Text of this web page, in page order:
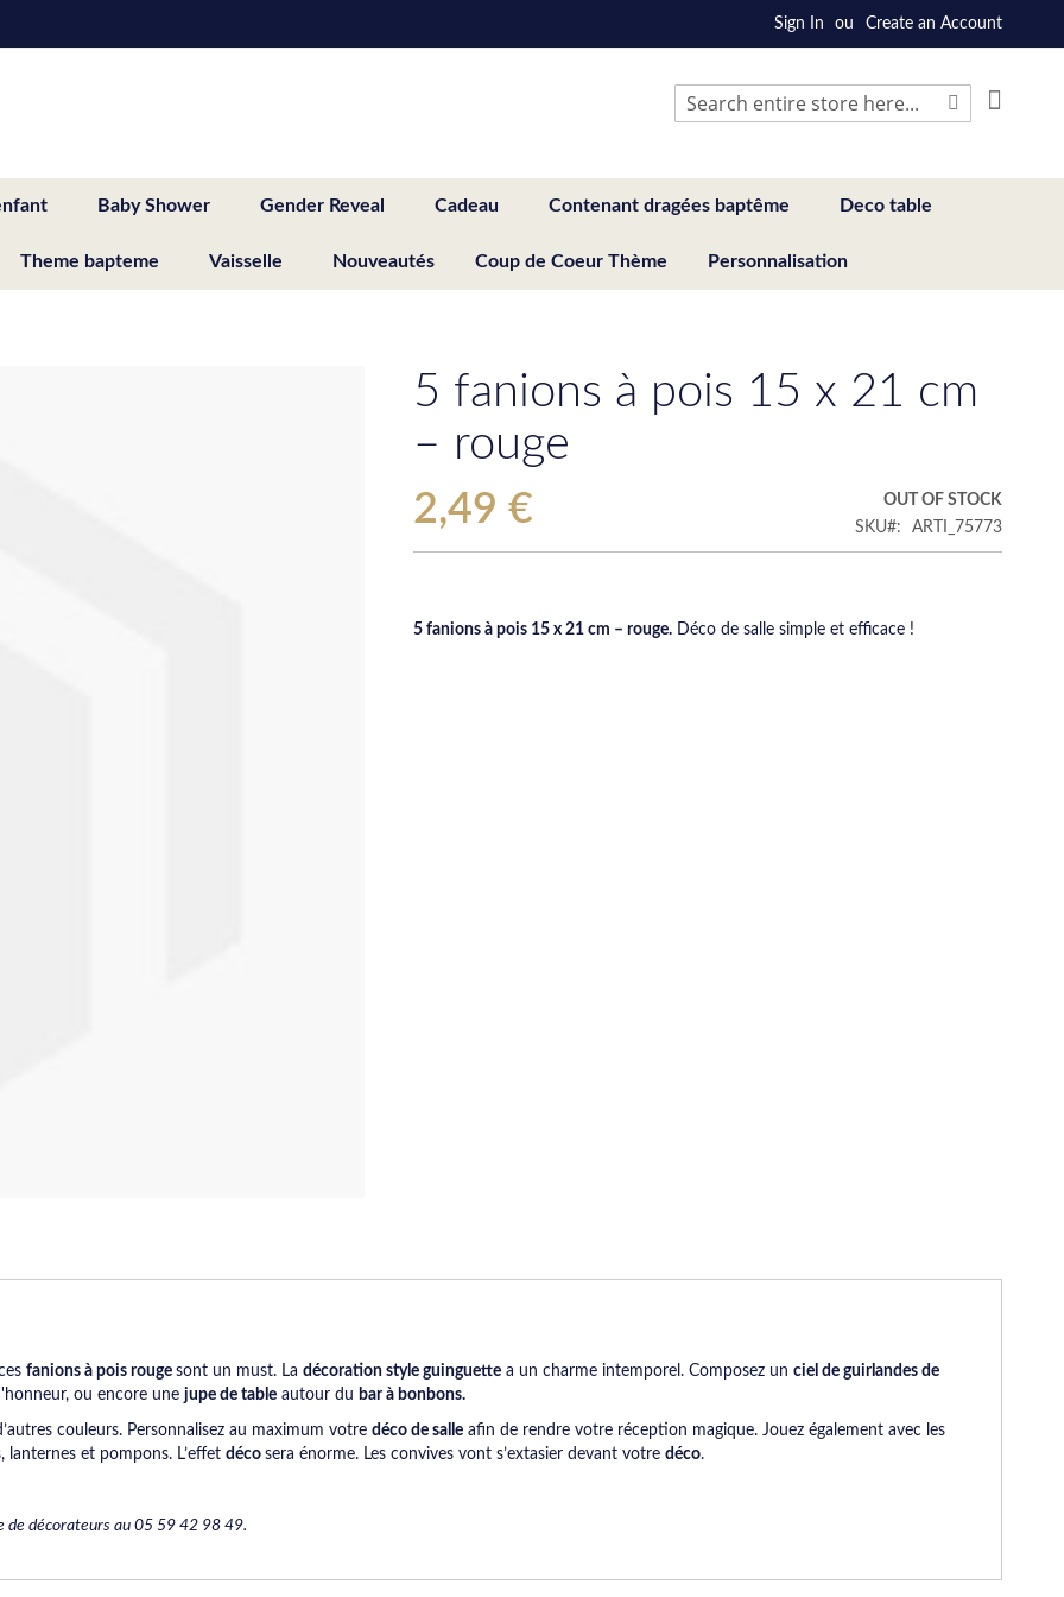
Sign In Create an Account
Search
Baby Shower Gender Reveal Cadeau Contenant dragées baptême Deco table
Theme bapteme Vaisselle Nouveautés Coup de Coeur Thème Personnalisation
5 fanions à pois 15 x 21 cm
– rouge
2,49 €
OUT OF STOCK
SKU
ARTI_75773
5 fanions à pois 15 x 21 cm – rouge. Déco de salle simple et efficace !
fanions à pois rouge sont un must. La décoration style guinguette a un charme intemporel. Composez un ciel de guirlandes de
ou encore une jupe de table autour du bar à bonbons.
couleurs. Personnalisez au maximum votre déco de salle afin de rendre votre réception magique. Jouez également avec les
lanternes et pompons. L’effet déco sera énorme. Les convives vont s’extasier devant votre déco.
de décorateurs au 05 59 42 98 49.